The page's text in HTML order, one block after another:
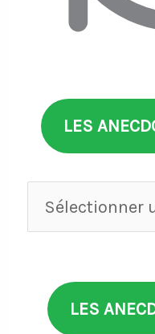
LES
Anecdotes
par
LES